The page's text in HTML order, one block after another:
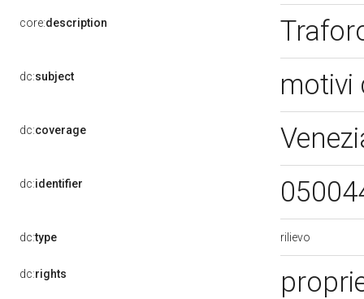
core:description
dc:subject motivi
dc:coverage
dc:identifier
dc:type rilievo
dc:rights